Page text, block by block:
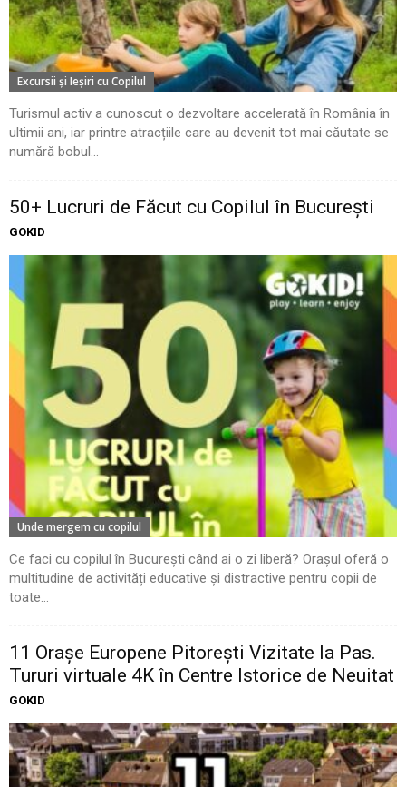
Excursii şi Ieşiri cu Copilul
Turismul activ a cunoscut o dezvoltare accelerată în România în
ultimii ani, iar printre atracțiile care au devenit tot mai căutate se
numără bobul...
50+ Lucruri de Făcut cu Copilul în București
GOKID
Unde mergem cu copilul
Ce faci cu copilul în București când ai o zi liberă? Orașul oferă o
multitudine de activități educative și distractive pentru copii de
toate...
11 Oraşe Europene Pitoreşti Vizitate la Pas.
Tururi virtuale 4K în Centre Istorice de Neuitat
GOKID